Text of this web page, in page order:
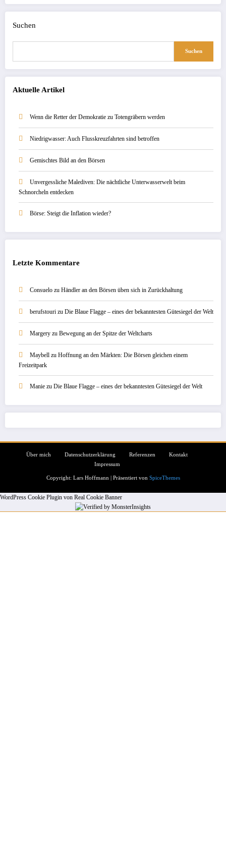
Suchen
Suchen
Aktuelle Artikel
Wenn die Retter der Demokratie zu Totengräbern werden
Niedrigwasser: Auch Flusskreuzfahrten sind betroffen
Gemischtes Bild an den Börsen
Unvergessliche Malediven: Die nächtliche Unterwasserwelt beim
Schnorcheln entdecken
Börse: Steigt die Inflation wieder?
Letzte Kommentare
Consuelo zu Händler an den Börsen üben sich in Zurückhaltung
berufstouri zu Die Blaue Flagge – eines der bekanntesten Gütesiegel der Welt
Margery zu Bewegung an der Spitze der Weltcharts
Maybell zu Hoffnung an den Märkten: Die Börsen gleichen einem
Freizeitpark
Manie zu Die Blaue Flagge – eines der bekanntesten Gütesiegel der Welt
Über mich Datenschutzerklärung Referenzen
Kontakt
Impressum
Copyright: Lars Hoffmann | Präsentiert von SpiceThemes
WordPress Cookie Plugin von Real Cookie Banner